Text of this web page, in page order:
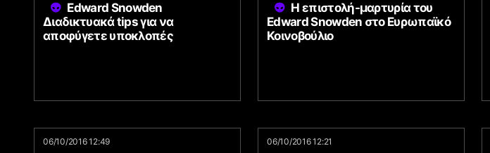
Edward Snowden
Διαδικτυακά tips για να
αποφύγετε υποκλοπές
Η επιστολή-μαρτυρία του
Edward Snowden στο Ευρωπαϊκό
Κοινοβούλιο
06/10/2016 12:49 06/10/2016 12:21